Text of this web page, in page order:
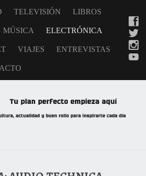
TELEVISIÓN LIBROS
MÚSICA ELECTRÓNICA
VIAJES ENTREVISTAS